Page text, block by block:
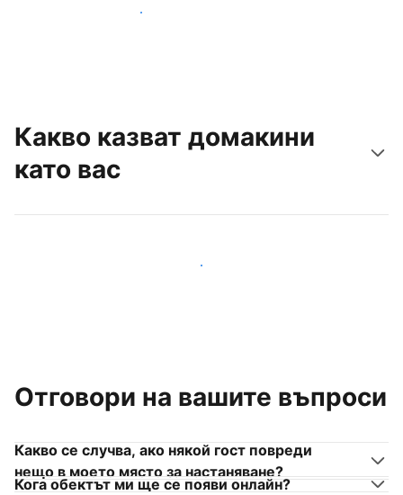
Достигнете до нови гости днес
Какво казват домакини
като вас
Отговори на вашите въпроси
Какво се случва, ако някой гост повреди
нещо в моето място за настаняване?
Кога обектът ми ще се появи онлайн?